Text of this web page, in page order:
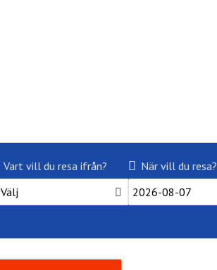
Vart vill du resa ifrån?
Välj
När vill du resa?